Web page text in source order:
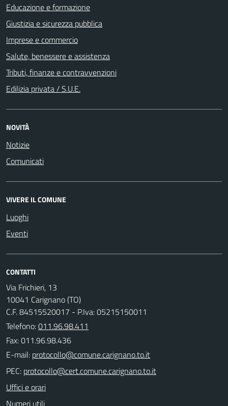
Educazione e formazione
Giustizia e sicurezza pubblica
Imprese e commercio
Salute, benessere e assistenza
Tributi, finanze e contravvenzioni
Edilizia privata / S.U.E.
NOVITÀ
Notizie
Comunicati
VIVERE IL COMUNE
Luoghi
Eventi
CONTATTI
Via Frichieri, 13
10041 Carignano (TO)
C.F. 84515520017 - P.Iva: 05215150011
Telefono:011.96.98.411
Fax: 011.96.98.436
E-mail:
PEC:
Uffici e orari
Numeri utili